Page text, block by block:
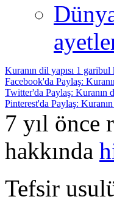
Kuranın dil yapısı 1 garibul
Facebook'da Paylaş:
Twitter'da Paylaş: Kuranın
Pinterest'da Paylaş:
7 yıl önce
hakkında
Tefsir